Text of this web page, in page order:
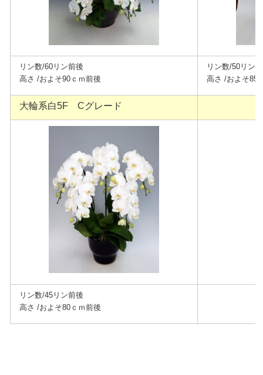
リン数/60リン前後
高さ /およそ90ｃｍ前後
リン数/50リン
高さ /およそ85
大輪系白5F Cグレード
リン数/45リン前後
高さ /およそ80ｃｍ前後